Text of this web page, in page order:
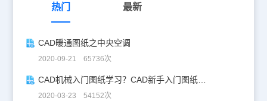
热门 最新
CAD暖通图纸之中央空调
2020-09-21 65736次
CAD机械入门图纸学习？CAD新手入门图纸练习
2020-03-23 54152次